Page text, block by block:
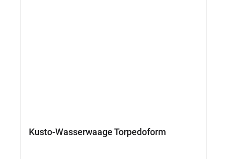
Kusto-Wasserwaage Torpedoform